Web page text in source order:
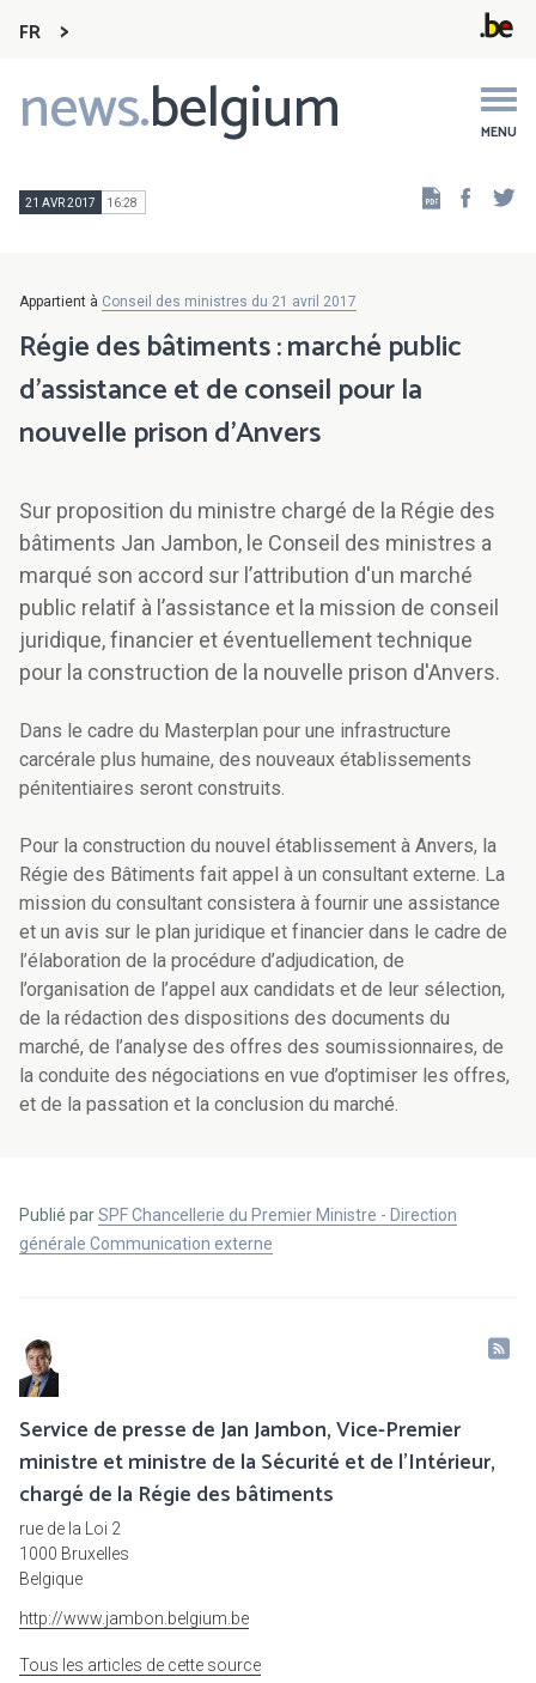
FR
news.belgium MENU
Main
navigation
21 AVR 2017 16:28
Appartient à Conseil des ministres du 21 avril 2017
Régie des bâtiments : marché public
d'assistance et de conseil pour la
nouvelle prison d'Anvers
Sur proposition du ministre chargé de la Régie des
bâtiments Jan Jambon, le Conseil des ministres a
marqué son accord sur l’attribution d'un marché
public relatif à l’assistance et la mission de conseil
juridique, financier et éventuellement technique
pour la construction de la nouvelle prison d'Anvers.
Dans le cadre du Masterplan pour une infrastructure
carcérale plus humaine, des nouveaux établissements
pénitentiaires seront construits.
Pour la construction du nouvel établissement à Anvers, la
Régie des Bâtiments fait appel à un consultant externe. La
mission du consultant consistera à fournir une assistance
et un avis sur le plan juridique et financier dans le cadre de
l’élaboration de la procédure d’adjudication, de
l’organisation de l’appel aux candidats et de leur sélection,
de la rédaction des dispositions des documents du
marché, de l’analyse des offres des soumissionnaires, de
la conduite des négociations en vue d’optimiser les offres,
et de la passation et la conclusion du marché.
Publié parSPF Chancellerie du Premier Ministre - Direction
générale Communication externe
Service de presse de Jan Jambon, Vice-Premier
ministre et ministre de la Sécurité et de l'Intérieur,
chargé de la Régie des bâtiments
rue de la Loi 2
1000 Bruxelles
Belgique
http://www.jambon.belgium.be
Tous les articles de cette source